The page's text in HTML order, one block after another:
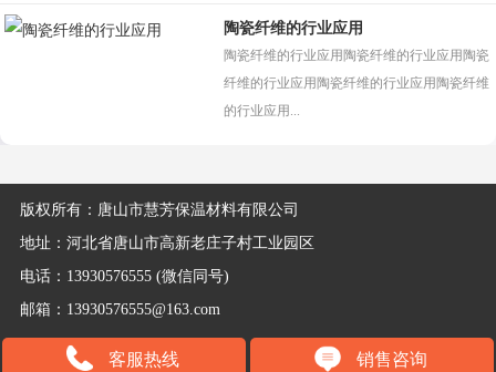
陶瓷纤维的行业应用
陶瓷纤维的行业应用陶瓷纤维的行业应用陶瓷
纤维的行业应用陶瓷纤维的行业应用陶瓷纤维
的行业应用...
版权所有：唐山市慧芳保温材料有限公司
地址：河北省唐山市高新老庄子村工业园区
电话：13930576555 (微信同号)
邮箱：13930576555@163.com
客服热线 销售咨询